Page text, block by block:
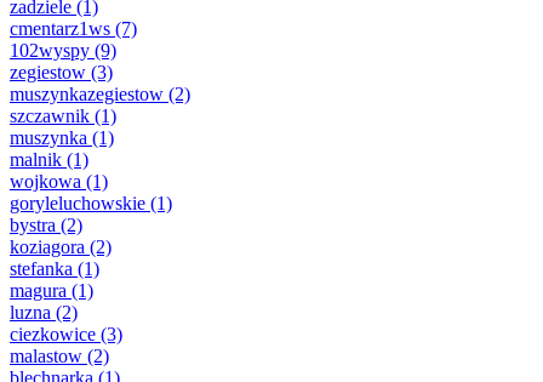
zadziele (1)
cmentarz1ws (7)
102wyspy (9)
zegiestow (3)
muszynkazegiestow (2)
szczawnik (1)
muszynka (1)
malnik (1)
wojkowa (1)
goryleluchowskie (1)
bystra (2)
koziagora (2)
stefanka (1)
magura (1)
luzna (2)
ciezkowice (3)
malastow (2)
blechnarka (1)